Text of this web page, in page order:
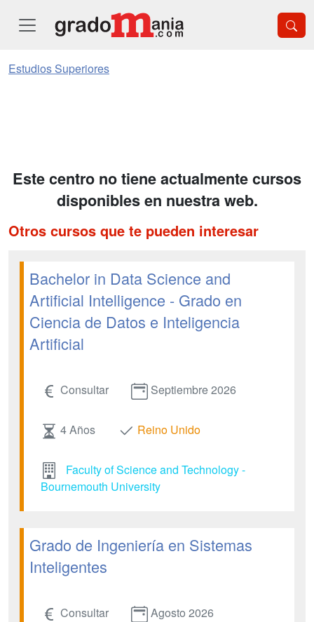
Estudios Superiores
Este centro no tiene actualmente cursos
disponibles en nuestra web.
Otros cursos que te pueden interesar
Bachelor in Data Science and
Artificial Intelligence - Grado en
Ciencia de Datos e Inteligencia
Artificial
Consultar Septiembre 2026
4 Años Reino Unido
Faculty of Science and Technology -
Bournemouth University
Grado de Ingeniería en Sistemas
Inteligentes
Consultar Agosto 2026